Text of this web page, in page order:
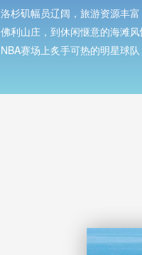
洛杉矶幅员辽阔，旅游资源丰
佛利山庄，到休闲惬意的海滩
NBA赛场上炙手可热的明星球